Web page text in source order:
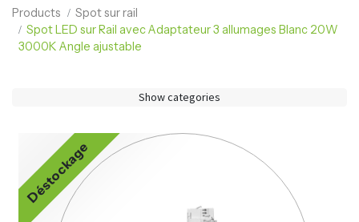
Products
Spot sur rail
Spot LED sur Rail avec Adaptateur 3 allumages Blanc 20W
3000K Angle ajustable
Show categories
Déstockage